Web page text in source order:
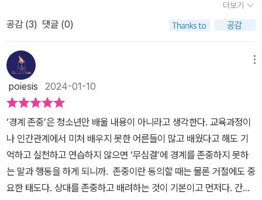
가정, 학교, 놀이터 등 생활 공간에서 자기 경계를 지키고 타인의 경계
를 존중하는 법을 배워요. 중등학생은 열여섯 살까지 성적 동의를 배
워요. 성적 관계에서 상대방의 의사를 존중하고 자기 의사를 적극적
으로 표현하는 능력을 익히죠. 오스트레일리아 역시 경계 존중 교육
(Respectful Relationships Education)과 동의 교육을 의무화했
어요. 유네스코는 이런 성교육을 ‘포괄적 성교육’이라고 부르며, 「국
제 성교육 가이드」를 발간하여 많은 나라에 이런 교육을 적극적으로
권장하고 있어요. ㅡ 66-67쪽 동의하는지 물었을 때 만약 침묵이나
무반응, 어색한 미소를 짓는다면 어떻게 해석해야 할까? 이럴 때 저
자는 고민하지 말고 무조건 ‘거절’로 이해하라고 말한다. 일부 유럽 국
가는 강간죄 처벌에서 ‘No Means No(아니오라고 하면 아니오)’ 룰
을 도입했다. 상대가 분명하게 거절 의사를 밝혔다면 모든 행동을 즉
신으로 바뀌게 된다.그렇게 고개가 끄덕여지는 지점은 많다. <선녀와
나뭇꾼>이야기를 그냥 재미있는 옛날 이야기로만 생각했다가 남성
중심의 사고, 그리고 사생활 침해이고 재물 은익죄에 해당하며 감금
죄까지 게다가 결혼 목적 약취 유인죄까지 추가될 수 있다는 사실에
대해 한번도 생각해 보지 않았다는 사실에 스스로 놀랐다.나의 경계
와 너의 경계가 만나는 지점은 수없이 많다. 그 관계는 권력, 나이, 직
위에 따른 상하 관계이기도 하고, 같은 학교, 같은 학년과 같이 대등한
관계이기도 하며, 부모와 자녀, 형제자매와 같은 혈연 관계이기도 하
다.이 수많은 관계에서 내가 미리 판단하고 결정하고 나서 행동한다
면 반드시 경계가 무너진다는 사실에 대해 생각하게 된다.그렇다면
동의는 몇번만 구해야 할까? 확-깨-자-매-번확실한 동의/ 깨어있을
때/자유로운 상태/ 매번/번복가능성
더보기
공감 (3) 댓글 (0)
poiesis 2024-01-10
‘경계 존중’은 청소년만 배울 내용이 아니라고 생각한다. 교육과정이
나 인간관계에서 미처 배우지 못한 어른들이 많고 배웠다고 해도 기
억하고 실천하고 연습하지 않으면 ‘무심결’에 경계를 존중하지 못하
는 말과 행동을 하게 되니까. 존중이란 동의할 때는 물론 거절에도 중
요한 태도다. 상대를 존중하고 배려하는 것이 기본이고 먼저다. 간단